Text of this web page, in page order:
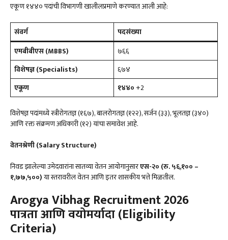
एकूण १४४० पदांची विभागणी खालीलप्रमाणे करण्यात आली आहे:
संवर्ग
पदसंख्या
एमबीबीएस (MBBS)
७६६
विशेषज्ञ (Specialists)
६७४
एकूण
१४४०+2
विशेषज्ञ पदांमध्ये स्त्रीरोगतज्ञ (१६७), बालरोगतज्ञ (१२२), सर्जन (३३), भूलतज्ञ (३४०)
आणि रक्त संक्रमण अधिकारी (१२) यांचा समावेश आहे.
वेतनश्रेणी (Salary Structure)
निवड झालेल्या उमेदवारांना सातव्या वेतन आयोगानुसारएस-२० (रु. ५६,१०० –
१,७७,५००)या स्तरावरील वेतन आणि इतर शासकीय भत्ते मिळतील.
Arogya Vibhag Recruitment 2026
पात्रता आणि वयोमर्यादा (Eligibility
Criteria)